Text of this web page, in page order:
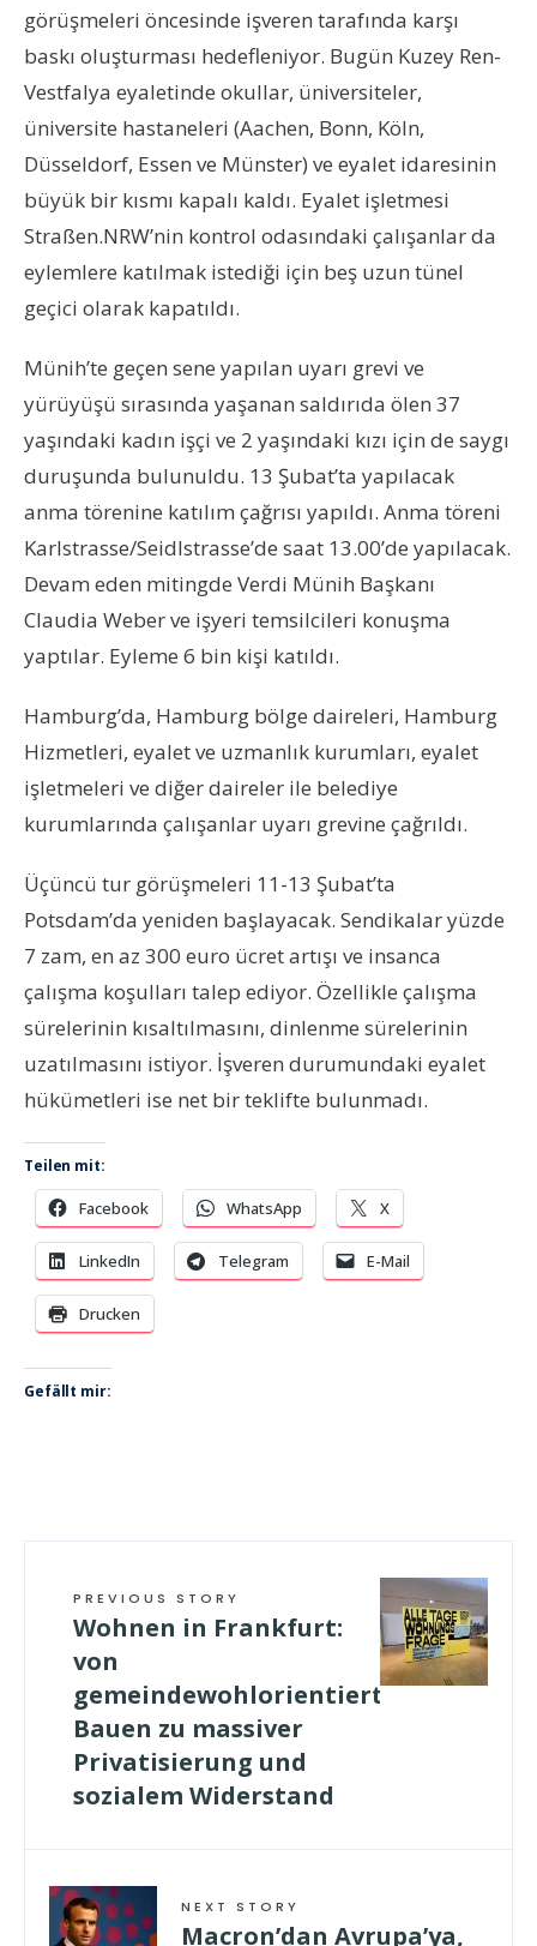
görüşmeleri öncesinde işveren tarafında karşı
baskı oluşturması hedefleniyor. Bugün Kuzey Ren-
Vestfalya eyaletinde okullar, üniversiteler,
üniversite hastaneleri (Aachen, Bonn, Köln,
Düsseldorf, Essen ve Münster) ve eyalet idaresinin
büyük bir kısmı kapalı kaldı. Eyalet işletmesi
Straßen.NRW’nin kontrol odasındaki çalışanlar da
eylemlere katılmak istediği için beş uzun tünel
geçici olarak kapatıldı.
Münih’te geçen sene yapılan uyarı grevi ve
yürüyüşü sırasında yaşanan saldırıda ölen 37
yaşındaki kadın işçi ve 2 yaşındaki kızı için de saygı
duruşunda bulunuldu. 13 Şubat’ta yapılacak
anma törenine katılım çağrısı yapıldı. Anma töreni
Karlstrasse/Seidlstrasse’de saat 13.00’de yapılacak.
Devam eden mitingde Verdi Münih Başkanı
Claudia Weber ve işyeri temsilcileri konuşma
yaptılar. Eyleme 6 bin kişi katıldı.
Hamburg’da, Hamburg bölge daireleri, Hamburg
Hizmetleri, eyalet ve uzmanlık kurumları, eyalet
işletmeleri ve diğer daireler ile belediye
kurumlarında çalışanlar uyarı grevine çağrıldı.
Üçüncü tur görüşmeleri 11-13 Şubat’ta
Potsdam’da yeniden başlayacak. Sendikalar yüzde
7 zam, en az 300 euro ücret artışı ve insanca
çalışma koşulları talep ediyor. Özellikle çalışma
sürelerinin kısaltılmasını, dinlenme sürelerinin
uzatılmasını istiyor. İşveren durumundaki eyalet
hükümetleri ise net bir teklifte bulunmadı.
Teilen mit:
Facebook WhatsApp X
LinkedIn Telegram E-Mail
Drucken
Gefällt mir:
PREVIOUS STORY
Wohnen in Frankfurt:
von
gemeindewohlorientiertem
Bauen zu massiver
Privatisierung und
sozialem Widerstand
NEXT STORY
Macron’dan Avrupa’ya,